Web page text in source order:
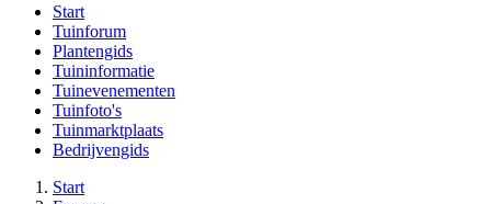
Start
Tuinforum
Plantengids
Tuininformatie
Tuinevenementen
Tuinfoto's
Tuinmarktplaats
Bedrijvengids
Start